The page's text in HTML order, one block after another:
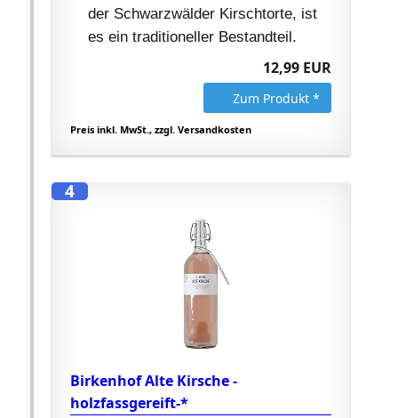
der Schwarzwälder Kirschtorte, ist
es ein traditioneller Bestandteil.
12,99 EUR
Zum Produkt *
Preis inkl. MwSt., zzgl. Versandkosten
4
Birkenhof Alte Kirsche -
holzfassgereift-*